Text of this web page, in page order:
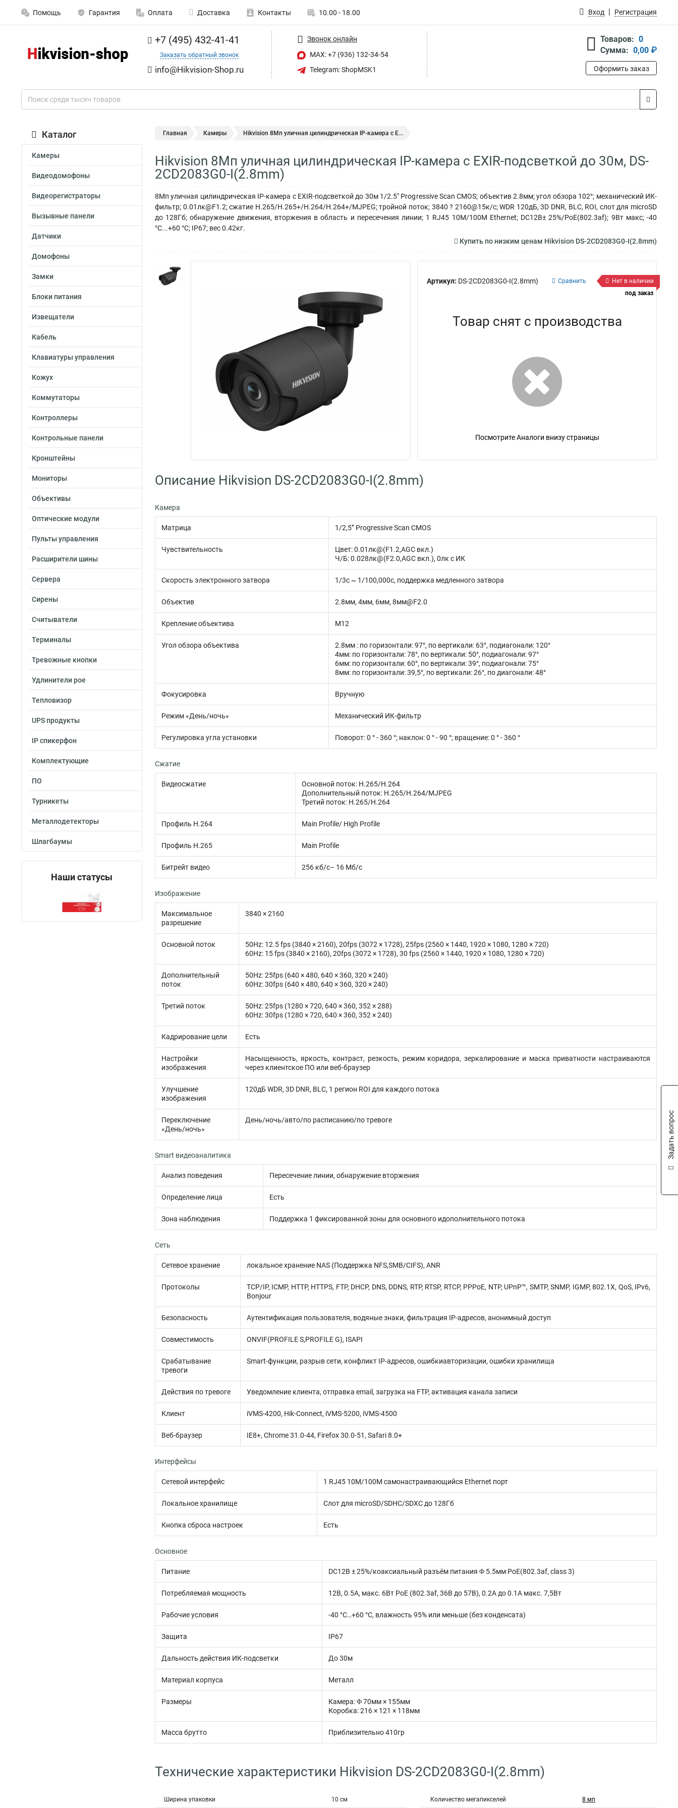
Помощь Гарантия Оплата Доставка Контакты 10.00 - 18.00 Вход Регистрация
+7 (495) 432-41-41
Заказать обратный звонок
info@Hikvision-Shop.ru
Звонок онлайн
MAX: +7 (936) 132-34-54
Telegram: ShopMSK1
Товаров: 0
Сумма: 0,00 ₽
Оформить заказ
Каталог
Камеры
Видеодомофоны
Видеорегистраторы
Вызывные панели
Датчики
Домофоны
Замки
Блоки питания
Извещатели
Кабель
Клавиатуры управления
Кожух
Коммутаторы
Контроллеры
Контрольные панели
Кронштейны
Мониторы
Объективы
Оптические модули
Пульты управления
Расширители шины
Сервера
Сирены
Считыватели
Терминалы
Тревожные кнопки
Удлинители poe
Тепловизор
UPS продукты
IP спикерфон
Комплектующие
ПО
Турникеты
Металлодетекторы
Шлагбаумы
Наши статусы
Главная Камеры Hikvision 8Мп уличная цилиндрическая IP-камера с E...
Hikvision 8Мп уличная цилиндрическая IP-камера с EXIR-подсветкой до 30м, DS-
2CD2083G0-I(2.8mm)
8Мп уличная цилиндрическая IP-камера с EXIR-подсветкой до 30м 1/2.5" Progressive Scan CMOS; объектив 2.8мм; угол обзора 102°; механический ИК-
фильтр; 0.01лк@F1.2; сжатие H.265/H.265+/H.264/H.264+/MJPEG; тройной поток; 3840 ? 2160@15к/с; WDR 120дБ, 3D DNR, BLC, ROI, слот для microSD
до 128Гб; обнаружение движения, вторжения в область и пересечения линии; 1 RJ45 10M/100M Ethernet; DC12В± 25%/PoE(802.3af); 9Вт макс; -40
°C...+60 °C; IP67; вес 0.42кг.
Купить по низким ценам Hikvision DS-2CD2083G0-I(2.8mm)
Артикул: DS-2CD2083G0-I(2.8mm) Сравнить
Нет в наличии
под заказ
Товар снят с производства
Посмотрите Аналоги внизу страницы
Описание Hikvision DS-2CD2083G0-I(2.8mm)
Камера
Матрица 1/2,5’’ Progressive Scan CMOS
Чувствительность
Цвет: 0.01лк@(F1.2,AGC вкл.)
Ч/Б: 0.028лк@(F2.0,AGC вкл.), 0лк с ИК
Скорость электронного затвора 1/3с ~ 1/100,000с, поддержка медленного затвора
Объектив 2.8мм, 4мм, 6мм, 8мм@F2.0
Крепление объектива M12
Угол обзора объектива
2.8мм : по горизонтали: 97°, по вертикали: 63°, подиагонали: 120°
4мм: по горизонтали: 78°, по вертикали: 50°, подиагонали: 97°
6мм: по горизонтали: 60°, по вертикали: 39°, подиагонали: 75°
8мм: по горизонтали: 39,5°, по вертикали: 26°, по диагонали: 48°
Фокусировка Вручную
Режим «День/ночь» Механический ИК-фильтр
Регулировка угла установки Поворот: 0 ° - 360 °; наклон: 0 ° - 90 °; вращение: 0 ° - 360 °
Сжатие
Видеосжатие
Основной поток: H.265/H.264
Дополнительный поток: H.265/H.264/MJPEG
Третий поток: H.265/H.264
Профиль H.264 Main Profile/ High Profile
Профиль H.265 Main Profile
Битрейт видео 256 кб/с– 16 Мб/с
Изображение
Максимальное
разрешение
3840 × 2160
Основной поток
50Hz: 12.5 fps (3840 × 2160), 20fps (3072 × 1728), 25fps (2560 × 1440, 1920 × 1080, 1280 × 720)
60Hz: 15 fps (3840 × 2160), 20fps (3072 × 1728), 30 fps (2560 × 1440, 1920 × 1080, 1280 × 720)
Дополнительный
поток
50Hz: 25fps (640 × 480, 640 × 360, 320 × 240)
60Hz: 30fps (640 × 480, 640 × 360, 320 × 240)
Третий поток
50Hz: 25fps (1280 × 720, 640 × 360, 352 × 288)
60Hz: 30fps (1280 × 720, 640 × 360, 352 × 240)
Кадрирование цели Есть
Настройки
изображения
Насыщенность, яркость, контраст, резкость, режим коридора, зеркалирование и маска приватности настраиваются
через клиентское ПО или веб-браузер
Улучшение
изображения
120дБ WDR, 3D DNR, BLC, 1 регион ROI для каждого потока
Переключение
«День/ночь»
День/ночь/авто/по расписанию/по тревоге
Smart видеоаналитика
Анализ поведения Пересечение линии, обнаружение вторжения
Определение лица Есть
Зона наблюдения Поддержка 1 фиксированной зоны для основного идополнительного потока
Сеть
Сетевое хранение локальное хранение NAS (Поддержка NFS,SMB/CIFS), ANR
Протоколы
TCP/IP, ICMP, HTTP, HTTPS, FTP, DHCP, DNS, DDNS, RTP, RTSP, RTCP, PPPoE, NTP, UPnP™, SMTP, SNMP, IGMP, 802.1X, QoS, IPv6,
Bonjour
Безопасность Аутентификация пользователя, водяные знаки, фильтрация IP-адресов, анонимный доступ
Совместимость ONVIF(PROFILE S,PROFILE G), ISAPI
Срабатывание
тревоги
Smart-функции, разрыв сети, конфликт IP-адресов, ошибкиавторизации, ошибки хранилища
Действия по тревоге Уведомление клиента, отправка email, загрузка на FTP, активация канала записи
Клиент iVMS-4200, Hik-Connect, iVMS-5200, iVMS-4500
Веб-браузер IE8+, Chrome 31.0-44, Firefox 30.0-51, Safari 8.0+
Интерфейсы
Сетевой интерфейс 1 RJ45 10M/100M самонастраивающийся Ethernet порт
Локальное хранилище Слот для microSD/SDHC/SDXC до 128Гб
Кнопка сброса настроек Есть
Основное
Питание DC12В ± 25%/коаксиальный разъём питания Φ 5.5мм PoE(802.3af, class 3)
Потребляемая мощность 12В, 0.5А, макс. 6Вт PoE (802.3af, 36В до 57В), 0.2A до 0.1A макс. 7,5Вт
Рабочие условия -40 °C…+60 °C, влажность 95% или меньше (без конденсата)
Защита IP67
Дальность действия ИК-подсветки До 30м
Материал корпуса Металл
Размеры
Камера: Φ 70мм × 155мм
Коробка: 216 × 121 × 118мм
Масса брутто Приблизительно 410гр
Технические характеристики Hikvision DS-2CD2083G0-I(2.8mm)
Ширина упаковки 10 см Количество мегапикселей 8 мп
Задать вопрос